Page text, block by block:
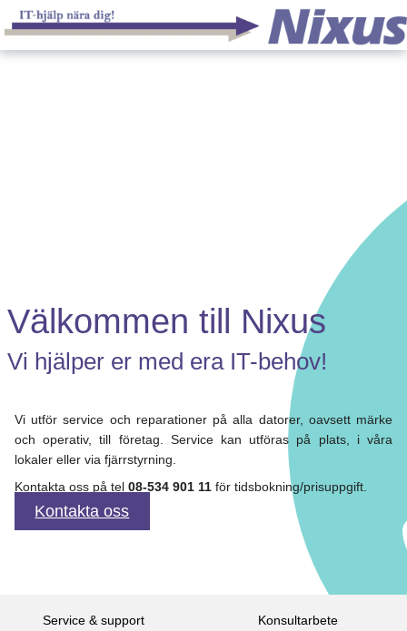
Välkommen till Nixus
Vi hjälper er med era IT-behov!
Vi utför service och reparationer på alla datorer, oavsett märke
och operativ, till företag. Service kan utföras på plats, i våra
lokaler eller via fjärrstyrning.
Kontakta oss på tel 08-534 901 11 för tidsbokning/prisuppgift.
Kontakta oss
Service & support
Konsultarbete